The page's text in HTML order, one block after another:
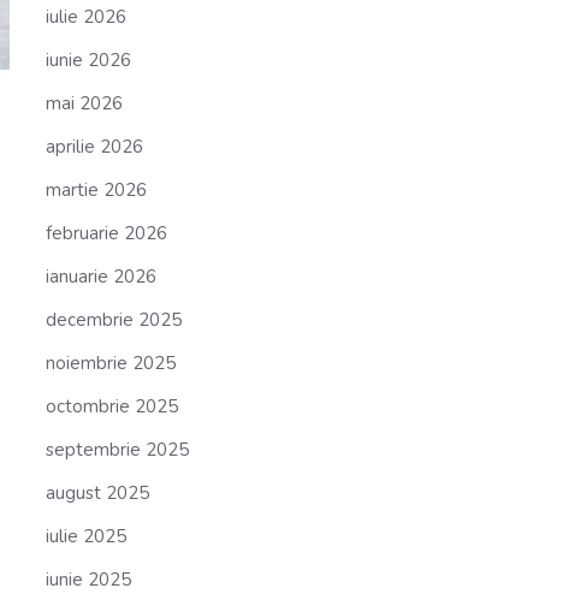
iulie 2026
iunie 2026
mai 2026
aprilie 2026
martie 2026
februarie 2026
ianuarie 2026
decembrie 2025
noiembrie 2025
octombrie 2025
septembrie 2025
august 2025
iulie 2025
iunie 2025